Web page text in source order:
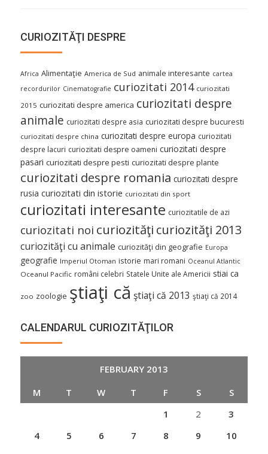
CURIOZITĂŢI DESPRE
Africa Alimentaţie America de Sud animale interesante cartea
recordurilor Cinematografie curiozitati 2014 curiozitati
2015 curiozitati despre america curiozitati despre
animale curiozitati despre asia curiozitati despre bucuresti
curiozitati despre china curiozitati despre europa curiozitati
despre lacuri curiozitati despre oameni curiozitati despre
pasari curiozitati despre pesti curiozitati despre plante
curiozitati despre romania curiozitati despre
rusia curiozitati din istorie curiozitati din sport
curiozitati interesante curiozitatile de azi
curiozitati noi curiozităţi curiozităţi 2013
curiozităţi cu animale curiozităţi din geografie Europa
geografie Imperiul Otoman istorie mari romani Oceanul Atlantic
Oceanul Pacific români celebri Statele Unite ale Americii stiai ca
zoo zoologie ştiaţi că ştiaţi că 2013 ştiaţi că 2014
CALENDARUL CURIOZITĂŢILOR
FEBRUARY 2013
M
T W T F S
S
1
2
3
4
5 6 7 8 9
10